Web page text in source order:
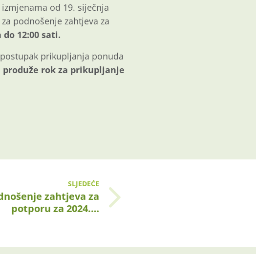
od 19. siječnja
podnošenje zahtjeva za
do 12:00 sati.
prikupljanja ponuda
produže rok za prikupljanje
SLJEDEĆE
zahtjeva za
potporu za 2024.…